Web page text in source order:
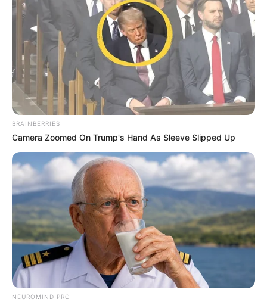
BRAINBERRIES
Camera Zoomed On Trump's Hand As Sleeve Slipped Up
NEUROMIND PRO